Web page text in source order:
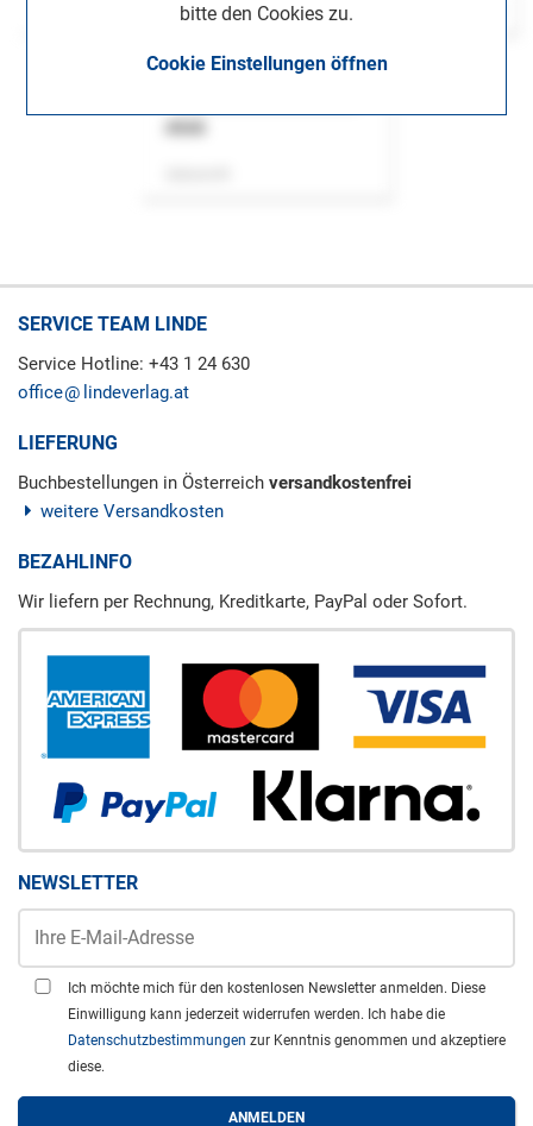
bitte den Cookies zu.
Cookie Einstellungen öffnen
SERVICE TEAM LINDE
Service Hotline: +43 1 24 630
office
lindeverlag.at
LIEFERUNG
Buchbestellungen in Österreich versandkostenfrei
weitere Versandkosten
BEZAHLINFO
Wir liefern per Rechnung, Kreditkarte, PayPal oder Sofort.
NEWSLETTER
Ich möchte mich für den kostenlosen Newsletter anmelden. Diese
Einwilligung kann jederzeit widerrufen werden. Ich habe die
Datenschutzbestimmungen zur Kenntnis genommen und akzeptiere
diese.